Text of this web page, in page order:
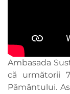
Ambasada
că următorii
Pământului.